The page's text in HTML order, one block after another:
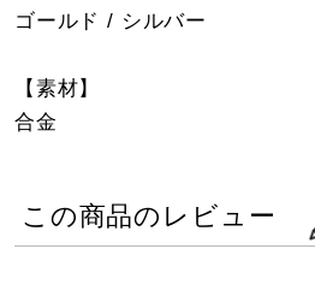
ゴールド / シルバー
【素材】
合金
この商品のレビュー